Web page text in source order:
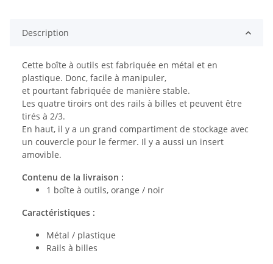
Description
Cette boîte à outils est fabriquée en métal et en
plastique. Donc, facile à manipuler,
et pourtant fabriquée de manière stable.
Les quatre tiroirs ont des rails à billes et peuvent être
tirés à 2/3.
En haut, il y a un grand compartiment de stockage avec
un couvercle pour le fermer. Il y a aussi un insert
amovible.
Contenu de la livraison :
1 boîte à outils, orange / noir
Caractéristiques :
Métal / plastique
Rails à billes